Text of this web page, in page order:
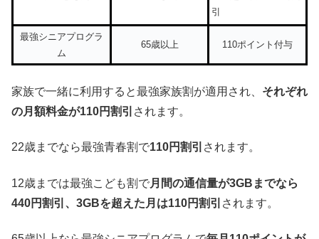
引
最強シニアプログラ
ム
65歳以上 110ポイント付与
家族で一緒に利用すると最強家族割が適用され、 それぞれ
の月額料金が110円割引 されます。
22歳までなら最強青春割で110円割引 されます。
12歳までは最強こども割で月間の通信量が3GBまでなら
440円割引、3GBを超えた月は110円割引 されます。